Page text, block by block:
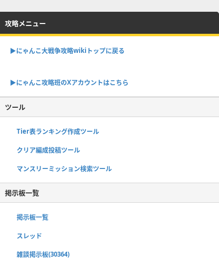
攻略メニュー
▶︎にゃんこ大戦争攻略wikiトップに戻る
▶︎にゃんこ攻略班のXアカウントはこちら
ツール
Tier表ランキング作成ツール
クリア編成投稿ツール
マンスリーミッション検索ツール
掲示板一覧
掲示板一覧
スレッド
雑談掲示板(30364)